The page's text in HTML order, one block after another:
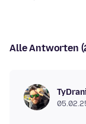
Alle Antworten